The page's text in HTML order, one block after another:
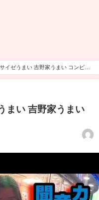
イゼうまい 吉野家うまい コンビニ
まい 吉野家うまい